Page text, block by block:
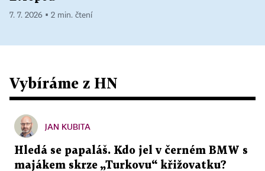
7. 7. 2026 ▪ 2 min. čtení
Vybíráme z HN
JAN KUBITA
Hledá se papaláš. Kdo jel v černém BMW s
majákem skrze „Turkovu“ křižovatku?